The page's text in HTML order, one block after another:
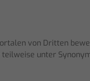
von Dritten
unter